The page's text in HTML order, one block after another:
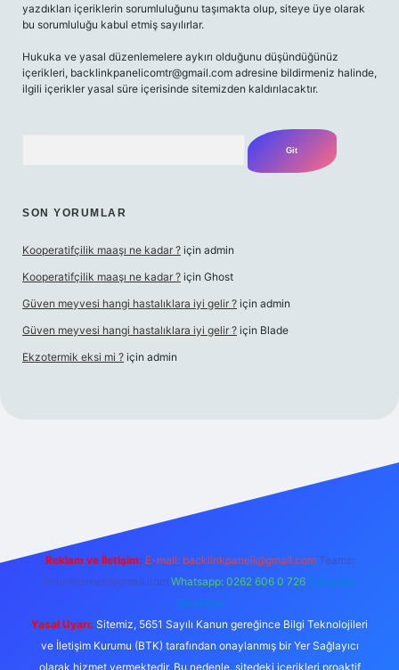
yazdıkları içeriklerin sorumluluğunu taşımakta olup, siteye üye olarak
bu sorumluluğu kabul etmiş sayılırlar.
Hukuka ve yasal düzenlemelere aykırı olduğunu düşündüğünüz
içerikleri, backlinkpanelicomtr@gmail.com adresine bildirmeniz halinde,
ilgili içerikler yasal süre içerisinde sitemizden kaldırılacaktır.
SON YORUMLAR
Kooperatifçilik maaşı ne kadar ? için admin
Kooperatifçilik maaşı ne kadar ? için Ghost
Güven meyvesi hangi hastalıklara iyi gelir ? için admin
Güven meyvesi hangi hastalıklara iyi gelir ? için Blade
Ekzotermik eksi mi ? için admin
Reklam ve İletişim: E-mail: backlinkpaneli@gmail.com Teams:
forumhizmeti@gmail.com Whatsapp: 0262 606 0 726 Telegram:
@karabul
Yasal Uyarı: Sitemiz, 5651 Sayılı Kanun gereğince Bilgi Teknolojileri
ve İletişim Kurumu (BTK) tarafından onaylanmış bir Yer Sağlayıcı
olarak hizmet vermektedir. Bu nedenle, sitedeki içerikleri proaktif